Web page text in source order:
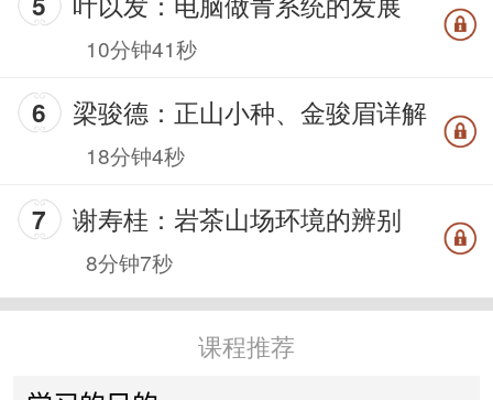
10分钟41秒
梁骏德：正山小种、金骏眉详解
18分钟4秒
谢寿桂：岩茶山场环境的辨别
8分钟7秒
课程推荐